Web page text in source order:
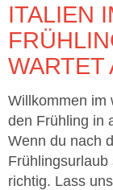
ITALIEN
WARTET
Willkommen im
den Frühling in
Wenn du nach
richtig. Lass